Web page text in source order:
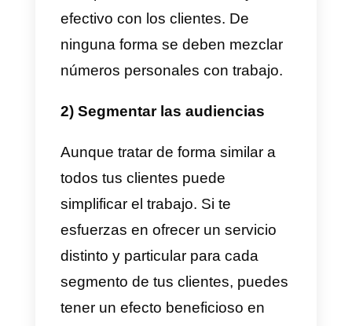
Recomendaciones para
tratar con clientes en
WhatsApp